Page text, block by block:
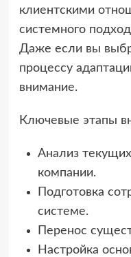
клиентскими
системного
Даже если вы
процессу
внимание.
Ключевые этапы
Анализ
компании.
Подготовка
системе.
Перенос
Настройка